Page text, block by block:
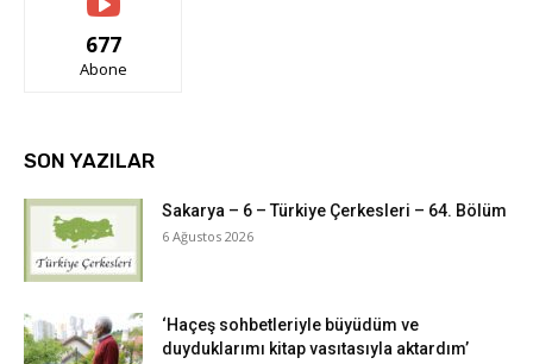
677
Abone
SON YAZILAR
Sakarya – 6 – Türkiye Çerkesleri – 64. Bölüm
6 Ağustos 2026
‘Haçeş sohbetleriyle büyüdüm ve
duyduklarımı kitap vasıtasıyla aktardım’